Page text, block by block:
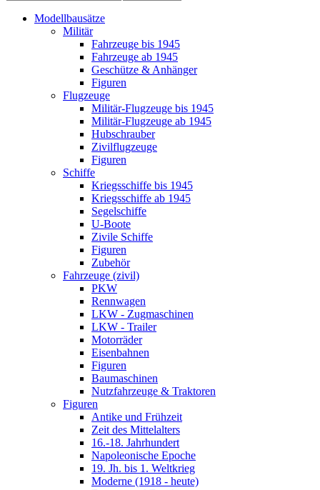
Modellbausätze
Militär
Fahrzeuge bis 1945
Fahrzeuge ab 1945
Geschütze & Anhänger
Figuren
Flugzeuge
Militär-Flugzeuge bis 1945
Militär-Flugzeuge ab 1945
Hubschrauber
Zivilflugzeuge
Figuren
Schiffe
Kriegsschiffe bis 1945
Kriegsschiffe ab 1945
Segelschiffe
U-Boote
Zivile Schiffe
Figuren
Zubehör
Fahrzeuge (zivil)
PKW
Rennwagen
LKW - Zugmaschinen
LKW - Trailer
Motorräder
Eisenbahnen
Figuren
Baumaschinen
Nutzfahrzeuge & Traktoren
Figuren
Antike und Frühzeit
Zeit des Mittelalters
16.-18. Jahrhundert
Napoleonische Epoche
19. Jh. bis 1. Weltkrieg
Moderne (1918 - heute)